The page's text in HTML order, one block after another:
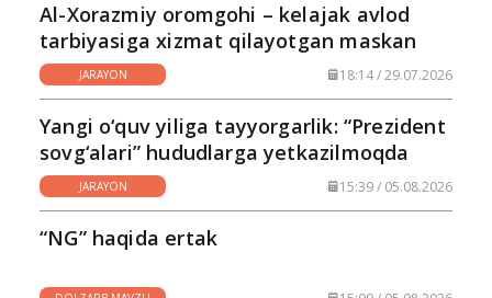
Al-Xorazmiy oromgohi – kelajak avlod
tarbiyasiga xizmat qilayotgan maskan
JARAYON 18:14 / 29.07.2026
Yangi o‘quv yiliga tayyorgarlik: “Prezident
sovg‘alari” hududlarga yetkazilmoqda
JARAYON 15:39 / 05.08.2026
“NG” haqida ertak